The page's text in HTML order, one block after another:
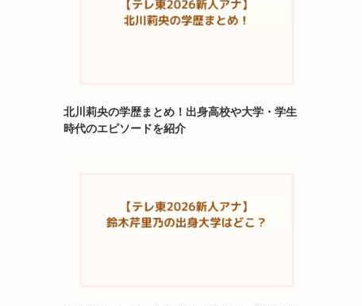
北川莉央の学歴まとめ！出身高校や大学・学生
時代のエピソードを紹介